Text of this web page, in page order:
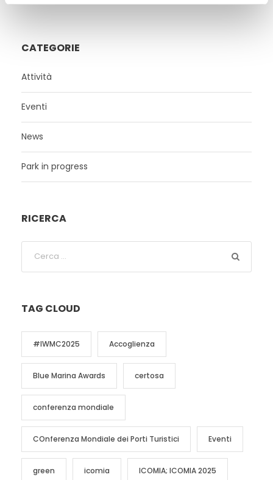
CATEGORIE
Attività
Eventi
News
Park in progress
RICERCA
TAG CLOUD
#IWMC2025 Accoglienza
Blue Marina Awards certosa
conferenza mondiale
COnferenza Mondiale dei Porti Turistici Eventi
green icomia ICOMIA; ICOMIA 2025